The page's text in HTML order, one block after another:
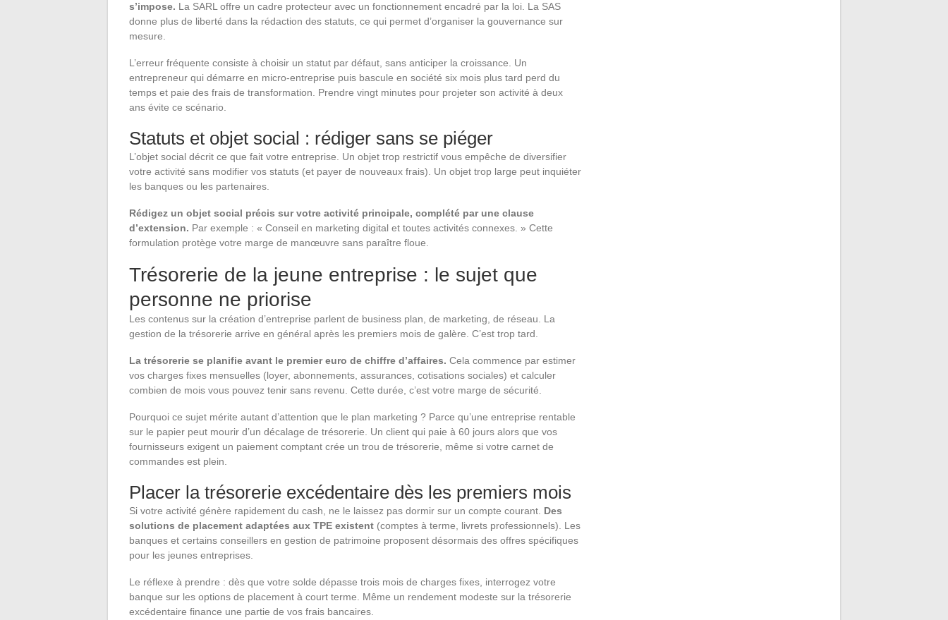
s’impose. La SARL offre un cadre protecteur avec un fonctionnement encadré par la loi. La SAS
donne plus de liberté dans la rédaction des statuts, ce qui permet d’organiser la gouvernance sur
mesure.
L’erreur fréquente consiste à choisir un statut par défaut, sans anticiper la croissance. Un
entrepreneur qui démarre en micro-entreprise puis bascule en société six mois plus tard perd du
temps et paie des frais de transformation. Prendre vingt minutes pour projeter son activité à deux
ans évite ce scénario.
Statuts et objet social : rédiger sans se piéger
L’objet social décrit ce que fait votre entreprise. Un objet trop restrictif vous empêche de diversifier
votre activité sans modifier vos statuts (et payer de nouveaux frais). Un objet trop large peut inquiéter
les banques ou les partenaires.
Rédigez un objet social précis sur votre activité principale, complété par une clause
d’extension. Par exemple : « Conseil en marketing digital et toutes activités connexes. » Cette
formulation protège votre marge de manœuvre sans paraître floue.
Trésorerie de la jeune entreprise : le sujet que
personne ne priorise
Les contenus sur la création d’entreprise parlent de business plan, de marketing, de réseau. La
gestion de la trésorerie arrive en général après les premiers mois de galère. C’est trop tard.
La trésorerie se planifie avant le premier euro de chiffre d’affaires. Cela commence par estimer
vos charges fixes mensuelles (loyer, abonnements, assurances, cotisations sociales) et calculer
combien de mois vous pouvez tenir sans revenu. Cette durée, c’est votre marge de sécurité.
Pourquoi ce sujet mérite autant d’attention que le plan marketing ? Parce qu’une entreprise rentable
sur le papier peut mourir d’un décalage de trésorerie. Un client qui paie à 60 jours alors que vos
fournisseurs exigent un paiement comptant crée un trou de trésorerie, même si votre carnet de
commandes est plein.
Placer la trésorerie excédentaire dès les premiers mois
Si votre activité génère rapidement du cash, ne le laissez pas dormir sur un compte courant. Des
solutions de placement adaptées aux TPE existent (comptes à terme, livrets professionnels). Les
banques et certains conseillers en gestion de patrimoine proposent désormais des offres spécifiques
pour les jeunes entreprises.
Le réflexe à prendre : dès que votre solde dépasse trois mois de charges fixes, interrogez votre
banque sur les options de placement à court terme. Même un rendement modeste sur la trésorerie
excédentaire finance une partie de vos frais bancaires.